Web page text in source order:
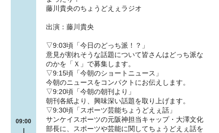
09:00
藤川貴央のちょうどえぇラジオ
出演：藤川貴央
▽9:03頃「今日のどっち派！？」
意見が割れそうな話題について皆さんはどっち派な
のかを「Ｘ」で募集します。
▽9:15頃「今朝のショートニュース」
今朝のニュースをコンパクトにお伝えします。
▽9:20頃「今朝の朝刊より」
朝刊各紙より、興味深い話題を取り上げます。
▽9:30頃「スポーツ芸能ちょうどえぇ話」
サンケイスポーツの元阪神担当キャップ・大澤文化
部長に、スポーツや芸能に関してちょうどえぇ話を